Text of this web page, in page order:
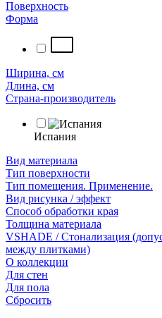
Поверхность
Форма
Ширина, см
Длина, см
Страна-производитель
Испания
Вид материала
Тип поверхности
Тип помещения. Применение.
Вид рисунка / эффект
Способ обработки края
Толщина материала
VSHADE / Стонализация
между плитками)
О коллекции
Для стен
Для пола
Сбросить